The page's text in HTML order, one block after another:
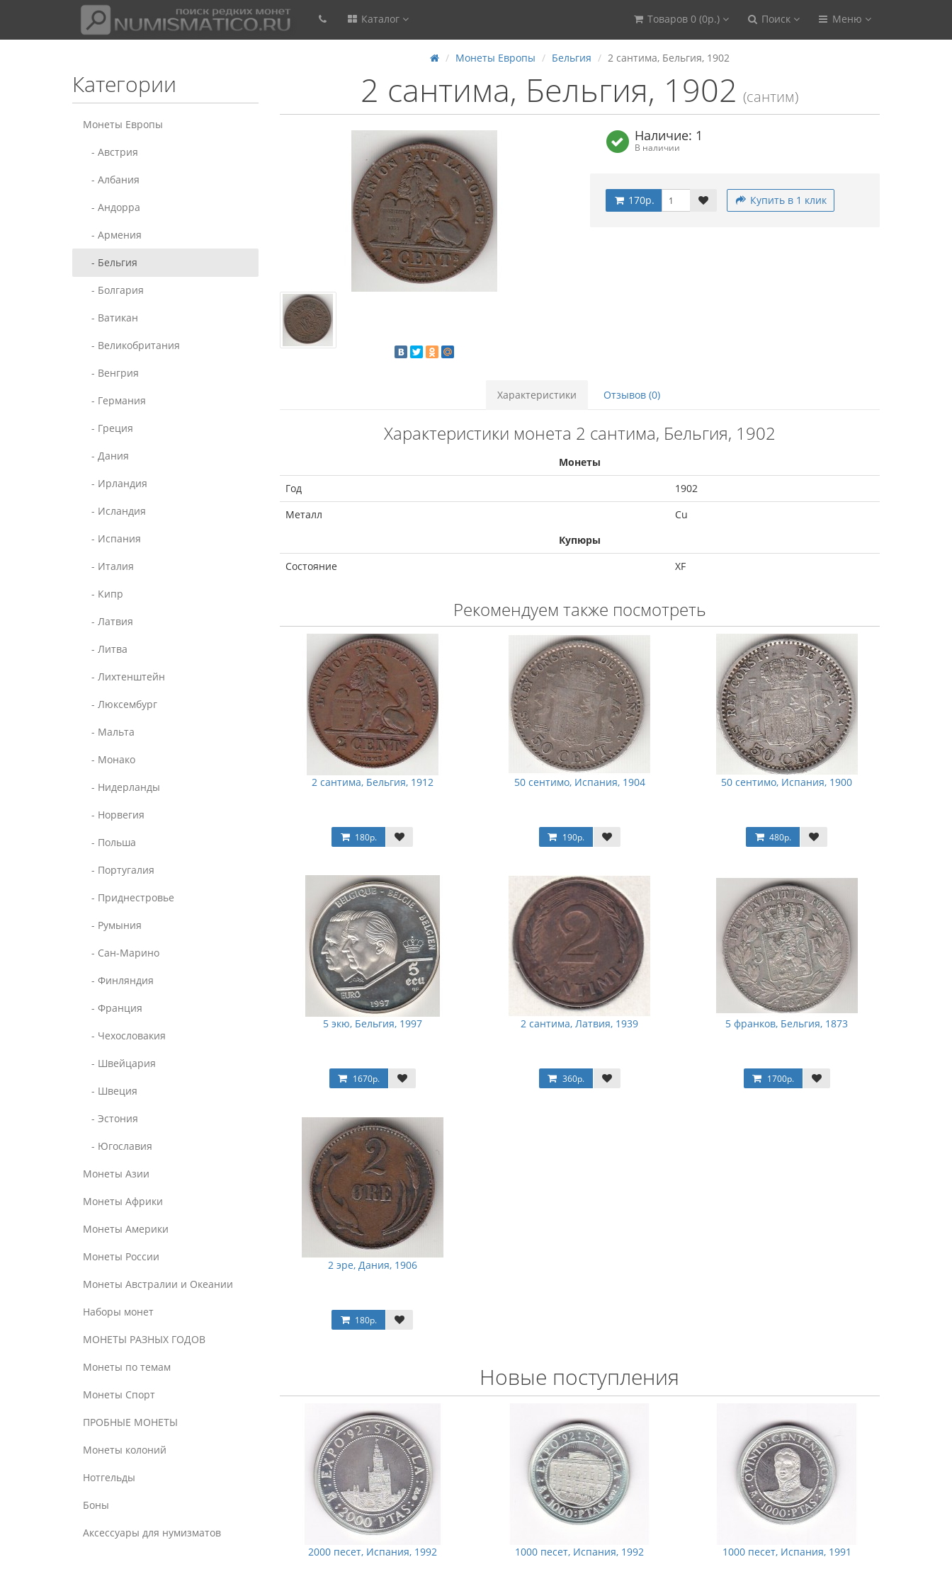
Каталог Товаров 0 (0р.) Поиск Меню
Категории
Монеты Европы
- Австрия
- Албания
- Андорра
- Армения
- Бельгия
- Болгария
- Ватикан
- Великобритания
- Венгрия
- Германия
- Греция
- Дания
- Ирландия
- Исландия
- Испания
- Италия
- Кипр
- Латвия
- Литва
- Лихтенштейн
- Люксембург
- Мальта
- Монако
- Нидерланды
- Норвегия
- Польша
- Португалия
- Приднестровье
- Румыния
- Сан-Марино
- Финляндия
- Франция
- Чехословакия
- Швейцария
- Швеция
- Эстония
- Югославия
Монеты Азии
Монеты Африки
Монеты Америки
Монеты России
Монеты Австралии и Океании
Наборы монет
МОНЕТЫ РАЗНЫХ ГОДОВ
Монеты по темам
Монеты Спорт
ПРОБНЫЕ МОНЕТЫ
Монеты колоний
Нотгельды
Боны
Аксессуары для нумизматов
Монеты Европы Бельгия 2 сантима, Бельгия, 1902
2 сантима, Бельгия, 1902 (сантим)
Наличие: 1
В наличии
170р. Купить в 1 клик
Характеристики Отзывов (0)
Характеристики монета 2 сантима, Бельгия, 1902
Монеты
Год
1902
Металл
Cu
Купюры
Состояние
XF
Рекомендуем также посмотреть
2 сантима, Бельгия, 1912
180р.
50 сентимо, Испания, 1904
190р.
50 сентимо, Испания, 1900
480р.
5 экю, Бельгия, 1997
1670р.
2 сантима, Латвия, 1939
360р.
5 франков, Бельгия, 1873
1700р.
2 эре, Дания, 1906
180р.
Новые поступления
2000 песет, Испания, 1992 1000 песет, Испания, 1992 1000 песет, Испания, 1991